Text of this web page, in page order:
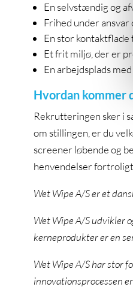
En selvstændig og
Frihed under
En stor
Et frit miljø, der er
En arbejdsplads
Hvordan kommer
Rekrutteringen sker i
om stillingen, er du
screener løbende og
henvendelser
Wet Wipe A/S er et
Wet Wipe A/S udvikler
kerneprodukter er en
Wet Wipe A/S har stor
innovationsprocessen